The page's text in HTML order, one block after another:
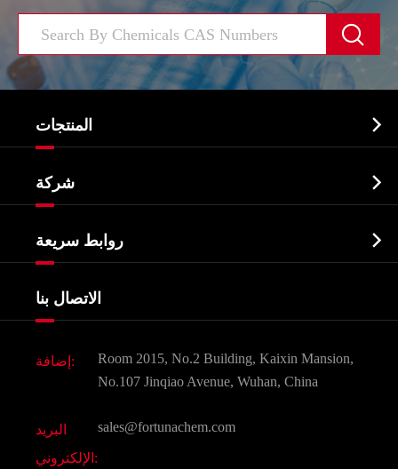

المنتجات 
الصيدلانية وسيطة
البيوكيميائية
Agrochemicals و الوسطيات
مكونات مستحضرات التجميل
النكهات و عطور
الكيميائية CAS
شركة 
شهادات و مصنع تظهر
شركة التاريخ
روابط سريعة 
الاتصال بنا
إضافة:
Room 2015, No.2 Building, Kaixin Mansion,
No.107 Jinqiao Avenue, Wuhan, China
البريد
الإلكتروني:
sales@fortunachem.com